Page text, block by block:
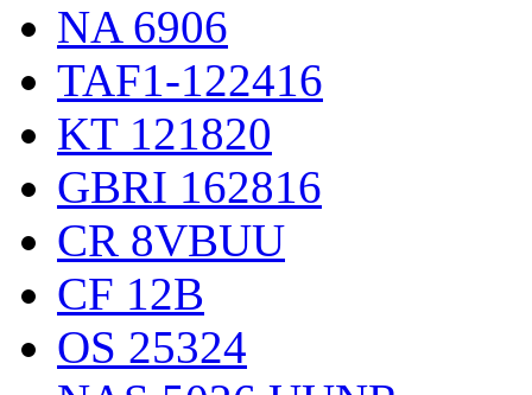
NA 6906
TAF1-122416
KT 121820
GBRI 162816
CR 8VBUU
CF 12B
OS 25324